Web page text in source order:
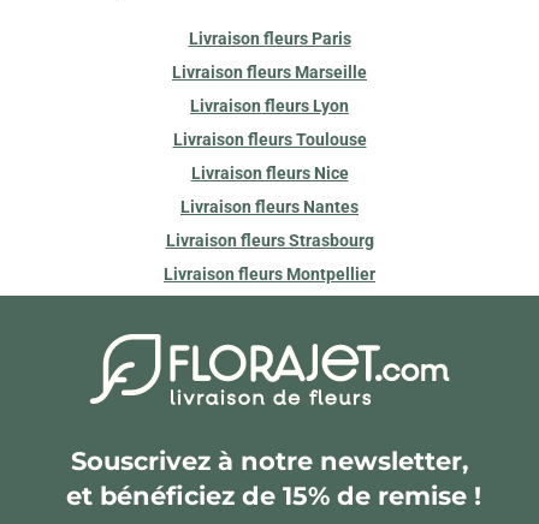
Livraison fleurs Paris
Livraison fleurs Marseille
Livraison fleurs Lyon
Livraison fleurs Toulouse
Livraison fleurs Nice
Livraison fleurs Nantes
Livraison fleurs Strasbourg
Livraison fleurs Montpellier
Souscrivez à notre newsletter,
et bénéficiez de 15% de remise !